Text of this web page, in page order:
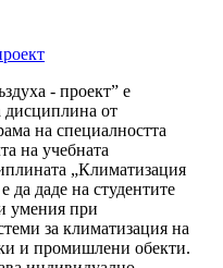
- проект” е
дисциплина от
на специалността
на учебната
„Климатизация
да даде на студентите
умения при
за климатизация на
и промишлени обекти.